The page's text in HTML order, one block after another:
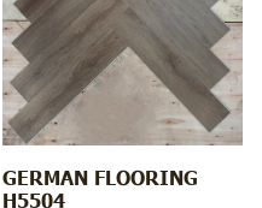
GERMAN FLOORING
H5504